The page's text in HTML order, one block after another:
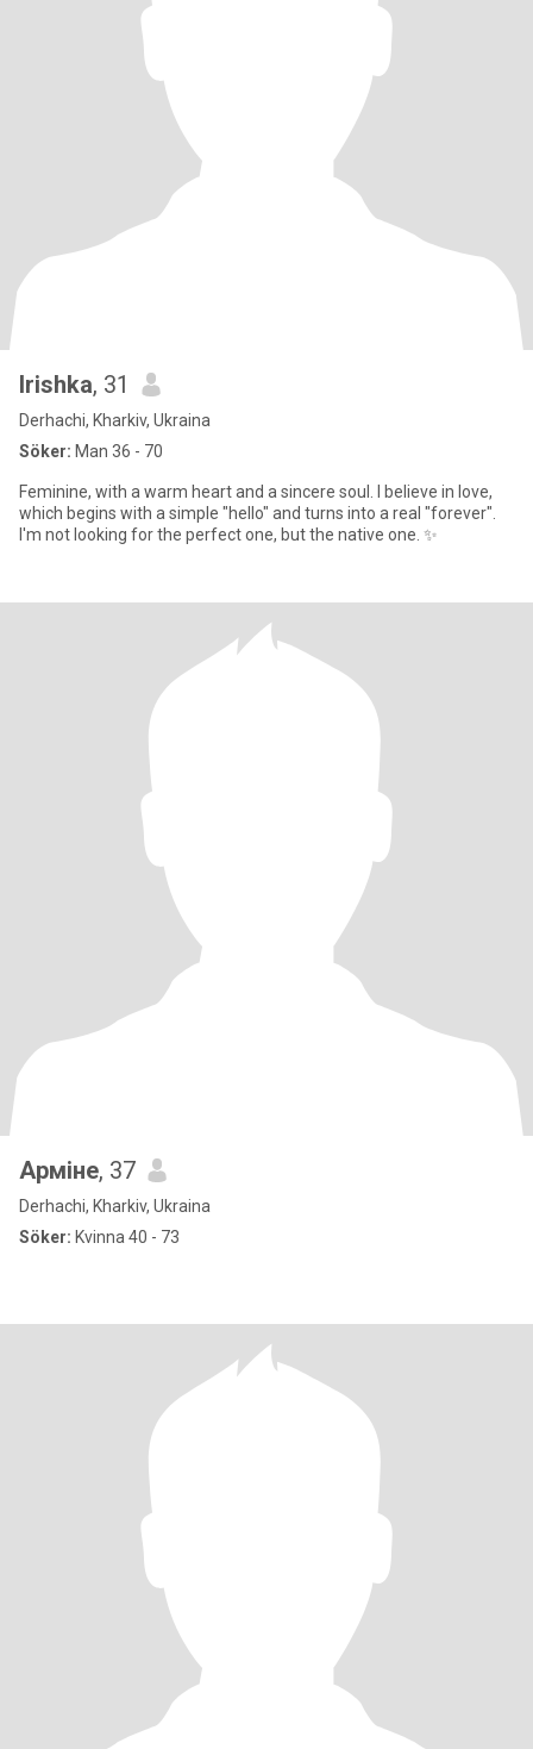
Irishka, 31
Derhachi, Kharkiv, Ukraina
Söker: Man 36 - 70
Feminine, with a warm heart and a sincere soul. I believe in love,
which begins with a simple "hello" and turns into a real "forever".
I'm not looking for the perfect one, but the native one. ✨
Арміне, 37
Derhachi, Kharkiv, Ukraina
Söker: Kvinna 40 - 73